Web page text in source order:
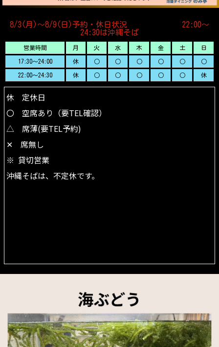
8/3(月)〜8/9(日)予約・休日状況 22:00〜
24:30は沖縄そば
営業時間 月 火 水 木 金 土 日
17:30～24:00 休 ○ ○ ○ ○ ○ ○
22:00～24:30 休 ○ ○ ○ ○ ○ 休
休 定休日
〇 空席あり（要TEL確認）
△ 席薄(要TEL予約)
✕ 席無し
※ 貸切営業
沖縄そばは、不定休です。